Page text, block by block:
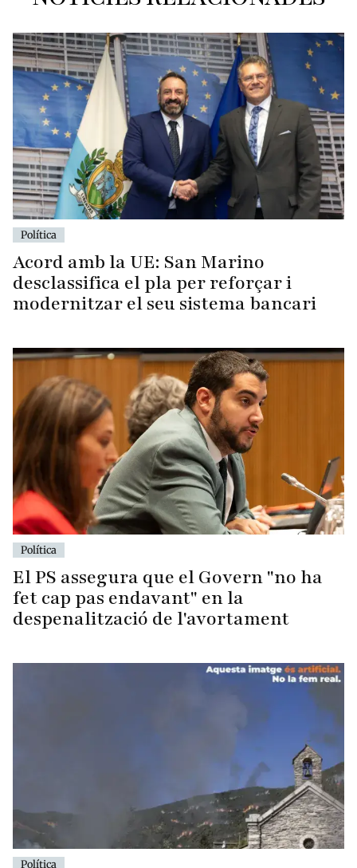
Política
Acord amb la UE: San Marino
desclassifica el pla per reforçar i
modernitzar el seu sistema bancari
Política
El PS assegura que el Govern "no ha
fet cap pas endavant" en la
despenalització de l'avortament
Política